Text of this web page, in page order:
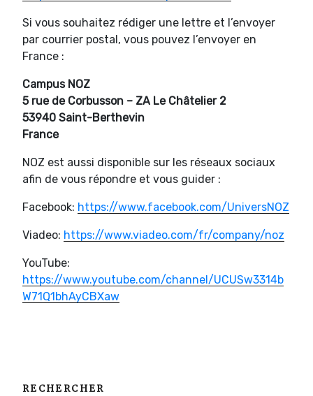
Si vous souhaitez rédiger une lettre et l’envoyer
par courrier postal, vous pouvez l’envoyer en
France :
Campus NOZ
5 rue de Corbusson – ZA Le Châtelier 2
53940 Saint-Berthevin
France
NOZ est aussi disponible sur les réseaux sociaux
afin de vous répondre et vous guider :
Facebook: https://www.facebook.com/UniversNOZ
Viadeo: https://www.viadeo.com/fr/company/noz
YouTube:
https://www.youtube.com/channel/UCUSw3314b
W71Q1bhAyCBXaw
RECHERCHER